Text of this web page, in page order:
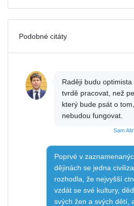
Podobné citáty
Raději budu optimista
tvrdě pracovat, než
který bude psát o
nebudou fungovat.
Sam
Poprvé v
dějinách se jedna
rozhodla, že nejvyšší
vzdát se své kultury,
svých žen a svých dětí,